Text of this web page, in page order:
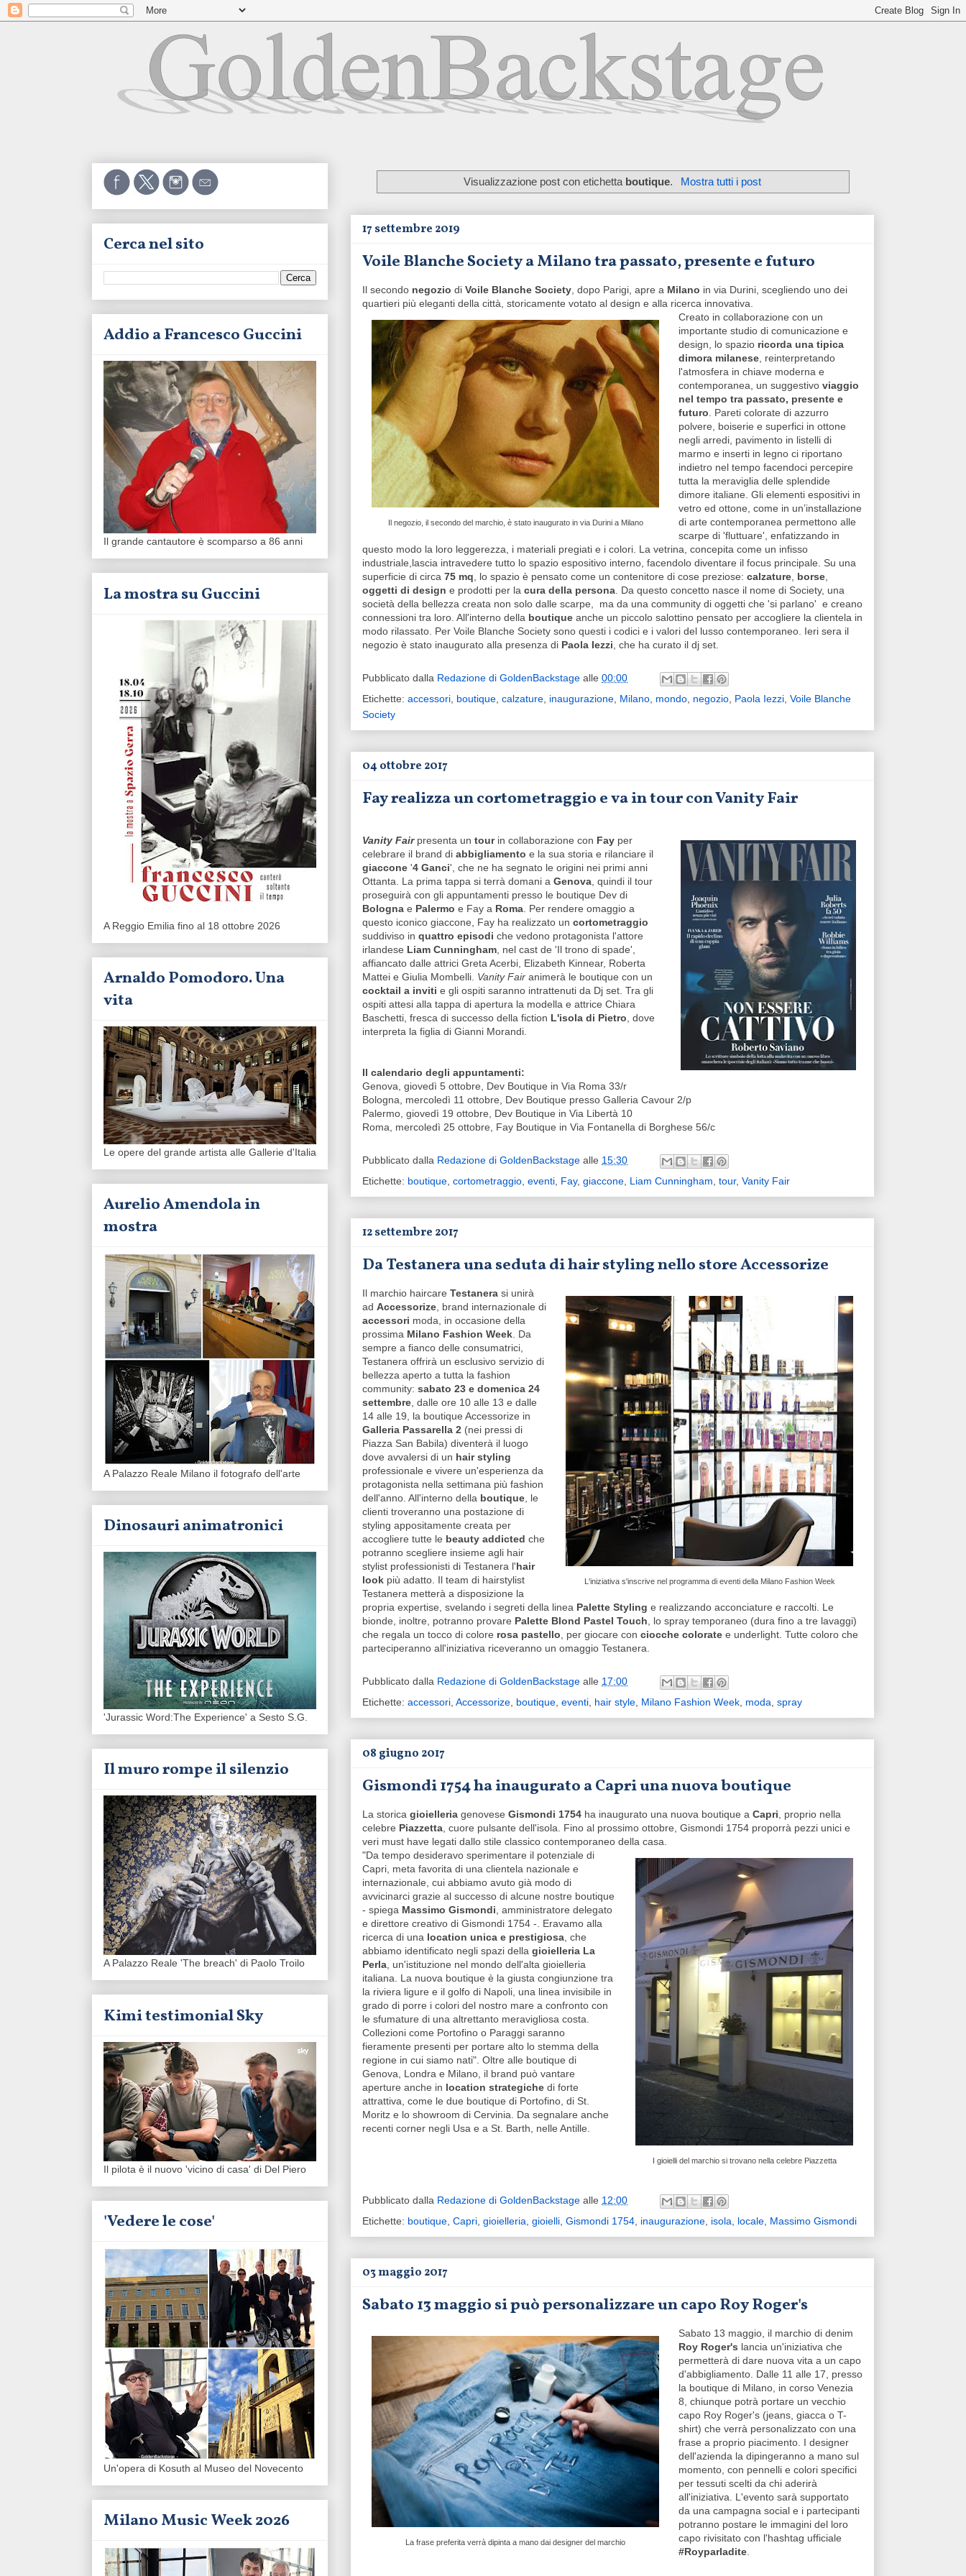
Visualizzazione post con etichetta boutique. Mostra tutti i post
17 settembre 2019
Voile Blanche Society a Milano tra passato, presente e futuro
Il secondo negozio di Voile Blanche Society, dopo Parigi, apre a Milano in via Durini, scegliendo uno dei
quartieri più eleganti della città, storicamente votato al design e alla ricerca innovativa.
Il negozio, il secondo del marchio, è stato inaugurato in via Durini a Milano
Creato in collaborazione con un
importante studio di comunicazione e
design, lo spazio ricorda una tipica
dimora milanese, reinterpretando
l'atmosfera in chiave moderna e
contemporanea, un suggestivo viaggio
nel tempo tra passato, presente e
futuro. Pareti colorate di azzurro
polvere, boiserie e superfici in ottone
negli arredi, pavimento in listelli di
marmo e inserti in legno ci riportano
indietro nel tempo facendoci percepire
tutta la meraviglia delle splendide
dimore italiane. Gli elementi espositivi in
vetro ed ottone, come in un’installazione
di arte contemporanea permettono alle
scarpe di 'fluttuare', enfatizzando in
questo modo la loro leggerezza, i materiali pregiati e i colori. La vetrina, concepita come un infisso
industriale,lascia intravedere tutto lo spazio espositivo interno, facendolo diventare il focus principale. Su una
superficie di circa 75 mq, lo spazio è pensato come un contenitore di cose preziose: calzature, borse,
oggetti di design e prodotti per la cura della persona. Da questo concetto nasce il nome di Society, una
società della bellezza creata non solo dalle scarpe, ma da una community di oggetti che 'si parlano' e creano
connessioni tra loro. All'interno della boutique anche un piccolo salottino pensato per accogliere la clientela in
modo rilassato. Per Voile Blanche Society sono questi i codici e i valori del lusso contemporaneo. Ieri sera il
negozio è stato inaugurato alla presenza di Paola Iezzi, che ha curato il dj set.
Pubblicato dalla Redazione di GoldenBackstage alle 00:00
Etichette: accessori, boutique, calzature, inaugurazione, Milano, mondo, negozio, Paola Iezzi, Voile Blanche
Society
04 ottobre 2017
Fay realizza un cortometraggio e va in tour con Vanity Fair
Vanity Fairpresenta un tour in collaborazione con Fay per
celebrare il brand di abbigliamento e la sua storia e rilanciare il
giaccone '4 Ganci', che ne ha segnato le origini nei primi anni
Ottanta. La prima tappa si terrà domani a Genova, quindi il tour
proseguirà con gli appuntamenti presso le boutique Dev di
Bologna e Palermo e Fay a Roma. Per rendere omaggio a
questo iconico giaccone, Fay ha realizzato un cortometraggio
suddiviso in quattro episodi che vedono protagonista l'attore
irlandese Liam Cunningham, nel cast de 'Il trono di spade',
affiancato dalle attrici Greta Acerbi, Elizabeth Kinnear, Roberta
Mattei e Giulia Mombelli. Vanity Fair animerà le boutique con un
cocktail a inviti e gli ospiti saranno intrattenuti da Dj set. Tra gli
ospiti attesi alla tappa di apertura la modella e attrice Chiara
Baschetti, fresca di successo della fiction L'isola di Pietro, dove
interpreta la figlia di Gianni Morandi.
Il calendario degli appuntamenti:
Genova, giovedì 5 ottobre, Dev Boutique in Via Roma 33/r
Bologna, mercoledì 11 ottobre, Dev Boutique presso Galleria Cavour 2/p
Palermo, giovedì 19 ottobre, Dev Boutique in Via Libertà 10
Roma, mercoledì 25 ottobre, Fay Boutique in Via Fontanella di Borghese 56/c
Pubblicato dalla Redazione di GoldenBackstage alle 15:30
Etichette: boutique, cortometraggio, eventi, Fay, giaccone, Liam Cunningham, tour, Vanity Fair
12 settembre 2017
Da Testanera una seduta di hair styling nello store Accessorize
L'iniziativa s'inscrive nel programma di eventi della Milano Fashion Week
Il marchio haircare Testanera si unirà
ad Accessorize, brand internazionale di
accessori moda, in occasione della
prossima Milano Fashion Week. Da
sempre a fianco delle consumatrici,
Testanera offrirà un esclusivo servizio di
bellezza aperto a tutta la fashion
community: sabato 23 e domenica 24
settembre, dalle ore 10 alle 13 e dalle
14 alle 19, la boutique Accessorize in
Galleria Passarella 2 (nei pressi di
Piazza San Babila) diventerà il luogo
dove avvalersi di un hair styling
professionale e vivere un'esperienza da
protagonista nella settimana più fashion
dell'anno. All'interno della boutique, le
clienti troveranno una postazione di
styling appositamente creata per
accogliere tutte le beauty addicted che
potranno scegliere insieme agli hair
stylist professionisti di Testanera l'hair
look più adatto. Il team di hairstylist
Testanera metterà a disposizione la
propria expertise, svelando i segreti della linea Palette Styling e realizzando acconciature e raccolti. Le
bionde, inoltre, potranno provare Palette Blond Pastel Touch, lo spray temporaneo (dura fino a tre lavaggi)
che regala un tocco di colore rosa pastello, per giocare con ciocche colorate e underlight. Tutte coloro che
parteciperanno all'iniziativa riceveranno un omaggio Testanera.
Pubblicato dalla Redazione di GoldenBackstage alle 17:00
Etichette: accessori, Accessorize, boutique, eventi, hair style, Milano Fashion Week, moda, spray
08 giugno 2017
Gismondi 1754 ha inaugurato a Capri una nuova boutique
La storica gioielleria genovese Gismondi 1754 ha inaugurato una nuova boutique a Capri, proprio nella
celebre Piazzetta, cuore pulsante dell'isola. Fino al prossimo ottobre, Gismondi 1754 proporrà pezzi unici e
veri must have legati dallo stile classico contemporaneo della casa.
I gioielli del marchio si trovano nella celebre Piazzetta
"Da tempo desideravo sperimentare il potenziale di
Capri, meta favorita di una clientela nazionale e
internazionale, cui abbiamo avuto già modo di
avvicinarci grazie al successo di alcune nostre boutique
- spiega Massimo Gismondi, amministratore delegato
e direttore creativo di Gismondi 1754 -. Eravamo alla
ricerca di una location unica e prestigiosa, che
abbiamo identificato negli spazi della gioielleria La
Perla, un'istituzione nel mondo dell'alta gioielleria
italiana. La nuova boutique è la giusta congiunzione tra
la riviera ligure e il golfo di Napoli, una linea invisibile in
grado di porre i colori del nostro mare a confronto con
le sfumature di una altrettanto meravigliosa costa.
Collezioni come Portofino o Paraggi saranno
fieramente presenti per portare alto lo stemma della
regione in cui siamo nati". Oltre alle boutique di
Genova, Londra e Milano, il brand può vantare
aperture anche in location strategiche di forte
attrattiva, come le due boutique di Portofino, di St.
Moritz e lo showroom di Cervinia. Da segnalare anche
recenti corner negli Usa e a St. Barth, nelle Antille.
Pubblicato dalla Redazione di GoldenBackstage alle 12:00
Etichette: boutique, Capri, gioielleria, gioielli, Gismondi 1754, inaugurazione, isola, locale, Massimo Gismondi
03 maggio 2017
Sabato 13 maggio si può personalizzare un capo Roy Roger's
La frase preferita verrà dipinta a mano dai designer del marchio
Sabato 13 maggio, il marchio di denim
Roy Roger's lancia un'iniziativa che
permetterà di dare nuova vita a un capo
d'abbigliamento. Dalle 11 alle 17, presso
la boutique di Milano, in corso Venezia
8, chiunque potrà portare un vecchio
capo Roy Roger's (jeans, giacca o T-
shirt) che verrà personalizzato con una
frase a proprio piacimento. I designer
dell'azienda la dipingeranno a mano sul
momento, con pennelli e colori specifici
per tessuti scelti da chi aderirà
all'iniziativa. L'evento sarà supportato
da una campagna social e i partecipanti
potranno postare le immagini del loro
capo rivisitato con l'hashtag ufficiale
#Royparladite.
Cerca nel sito
Addio a Francesco Guccini
Il grande cantautore è scomparso a 86 anni
La mostra su Guccini
A Reggio Emilia fino al 18 ottobre 2026
Arnaldo Pomodoro. Una
vita
Le opere del grande artista alle Gallerie d'Italia
Aurelio Amendola in
mostra
A Palazzo Reale Milano il fotografo dell'arte
Dinosauri animatronici
'Jurassic Word:The Experience' a Sesto S.G.
Il muro rompe il silenzio
A Palazzo Reale 'The breach' di Paolo Troilo
Kimi testimonial Sky
Il pilota è il nuovo 'vicino di casa' di Del Piero
'Vedere le cose'
Un'opera di Kosuth al Museo del Novecento
Milano Music Week 2026